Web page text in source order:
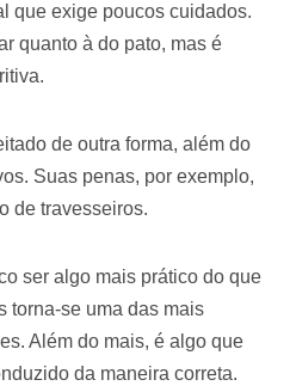
que exige poucos cuidados.
quanto à do pato, mas é
de outra forma, além do
Suas penas, por exemplo,
de travesseiros.
ser algo mais prático do que
torna-se uma das mais
Além do mais, é algo que
da maneira correta.